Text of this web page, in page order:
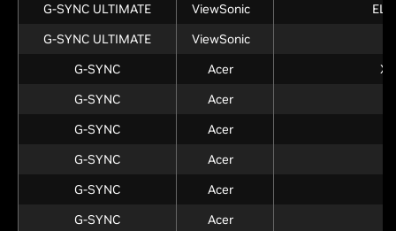
G-SYNC ULTIMATE
ViewSonic
G-SYNC ULTIMATE
ViewSonic
G-SYNC
Acer
G-SYNC
Acer
G-SYNC
Acer
G-SYNC
Acer
G-SYNC
Acer
G-SYNC
Acer